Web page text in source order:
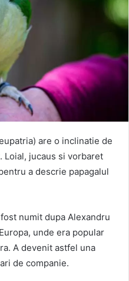
are o inclinatie de
Loial, jucaus si vorbaret
a descrie papagalul
numit dupa Alexandru
unde era popular
A devenit astfel una
de companie.